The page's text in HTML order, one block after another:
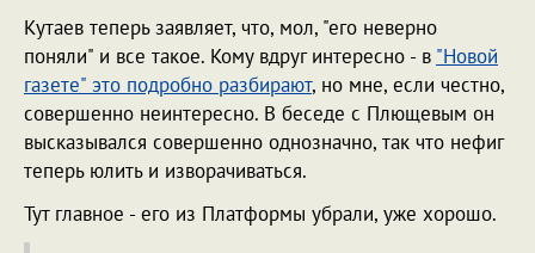
Кутаев теперь заявляет, что, мол, "его неверно
поняли" и все такое. Кому вдруг интересно - в "Новой
газете" это подробно разбирают, но мне, если честно,
совершенно неинтересно. В беседе с Плющевым он
высказывался совершенно однозначно, так что нефиг
теперь юлить и изворачиваться.
Тут главное - его из Платформы убрали, уже хорошо.